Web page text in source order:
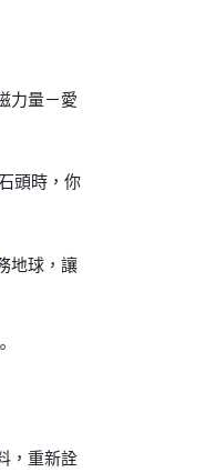
力量－愛
頭時，你
地球，讓
，重新詮